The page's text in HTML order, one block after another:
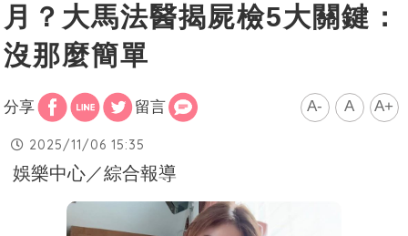
月？大馬法醫揭屍檢5大關鍵：
沒那麼簡單
分享 留言 A- A A+
2025/11/06 15:35
娛樂中心／綜合報導